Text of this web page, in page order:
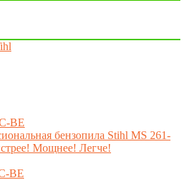
BE
бензопила Stihl MS 261-
Мощнее! Легче!
BE